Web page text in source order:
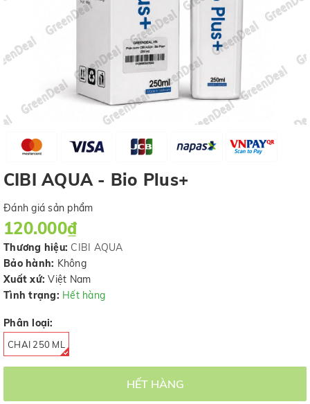
CIBI AQUA - Bio Plus+
Đánh giá sản phẩm
120.000₫
Thương hiệu: CIBI AQUA
Bảo hành: Không
Xuất xứ: Việt Nam
Tình trạng: Hết hàng
Phân loại:
CHAI 250 ML
HẾT HÀNG